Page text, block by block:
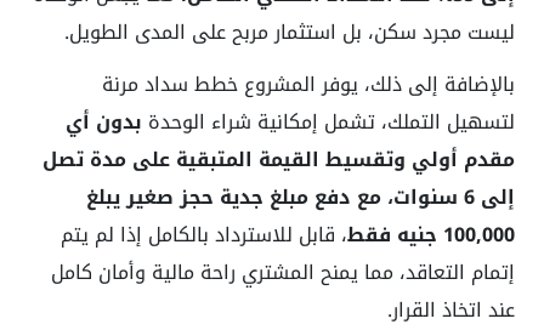
ليست مجرد سكن، بل استثمار مربح على المدى الطويل.
بالإضافة إلى ذلك، يوفر المشروع خطط سداد مرنة
لتسهيل التملك، تشمل إمكانية شراء الوحدة بدون أي
مقدم أولي وتقسيط القيمة المتبقية على مدة تصل
إلى 6 سنوات، مع دفع مبلغ جدية حجز صغير يبلغ
100,000 جنيه فقط
، قابل للاسترداد بالكامل إذا لم يتم
إتمام التعاقد، مما يمنح المشتري راحة مالية وأمان كامل
عند اتخاذ القرار.